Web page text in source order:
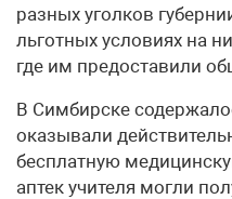
разных уголков
льготных условиях на
где им предоставили
В Симбирске
оказывали
бесплатную
аптек учителя могли